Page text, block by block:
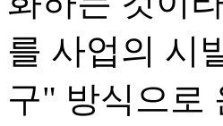
를 사업의 시
구" 방식으로